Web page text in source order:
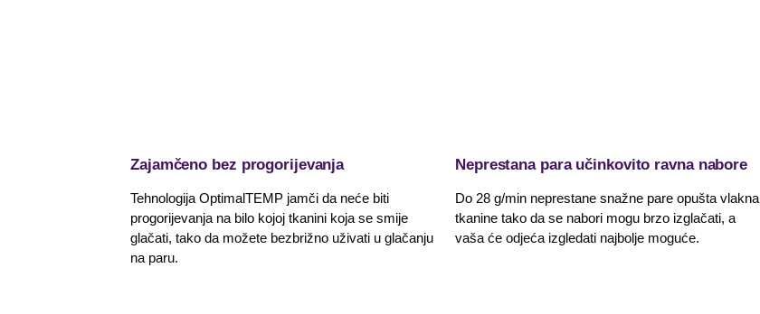
Zajamčeno bez progorijevanja
Tehnologija OptimalTEMP jamči da neće biti
progorijevanja na bilo kojoj tkanini koja se smije
glačati, tako da možete bezbrižno uživati u glačanju
na paru.
Neprestana para učinkovito ravna nabore
Do 28 g/min neprestane snažne pare opušta vlakna
tkanine tako da se nabori mogu brzo izglačati, a
vaša će odjeća izgledati najbolje moguće.